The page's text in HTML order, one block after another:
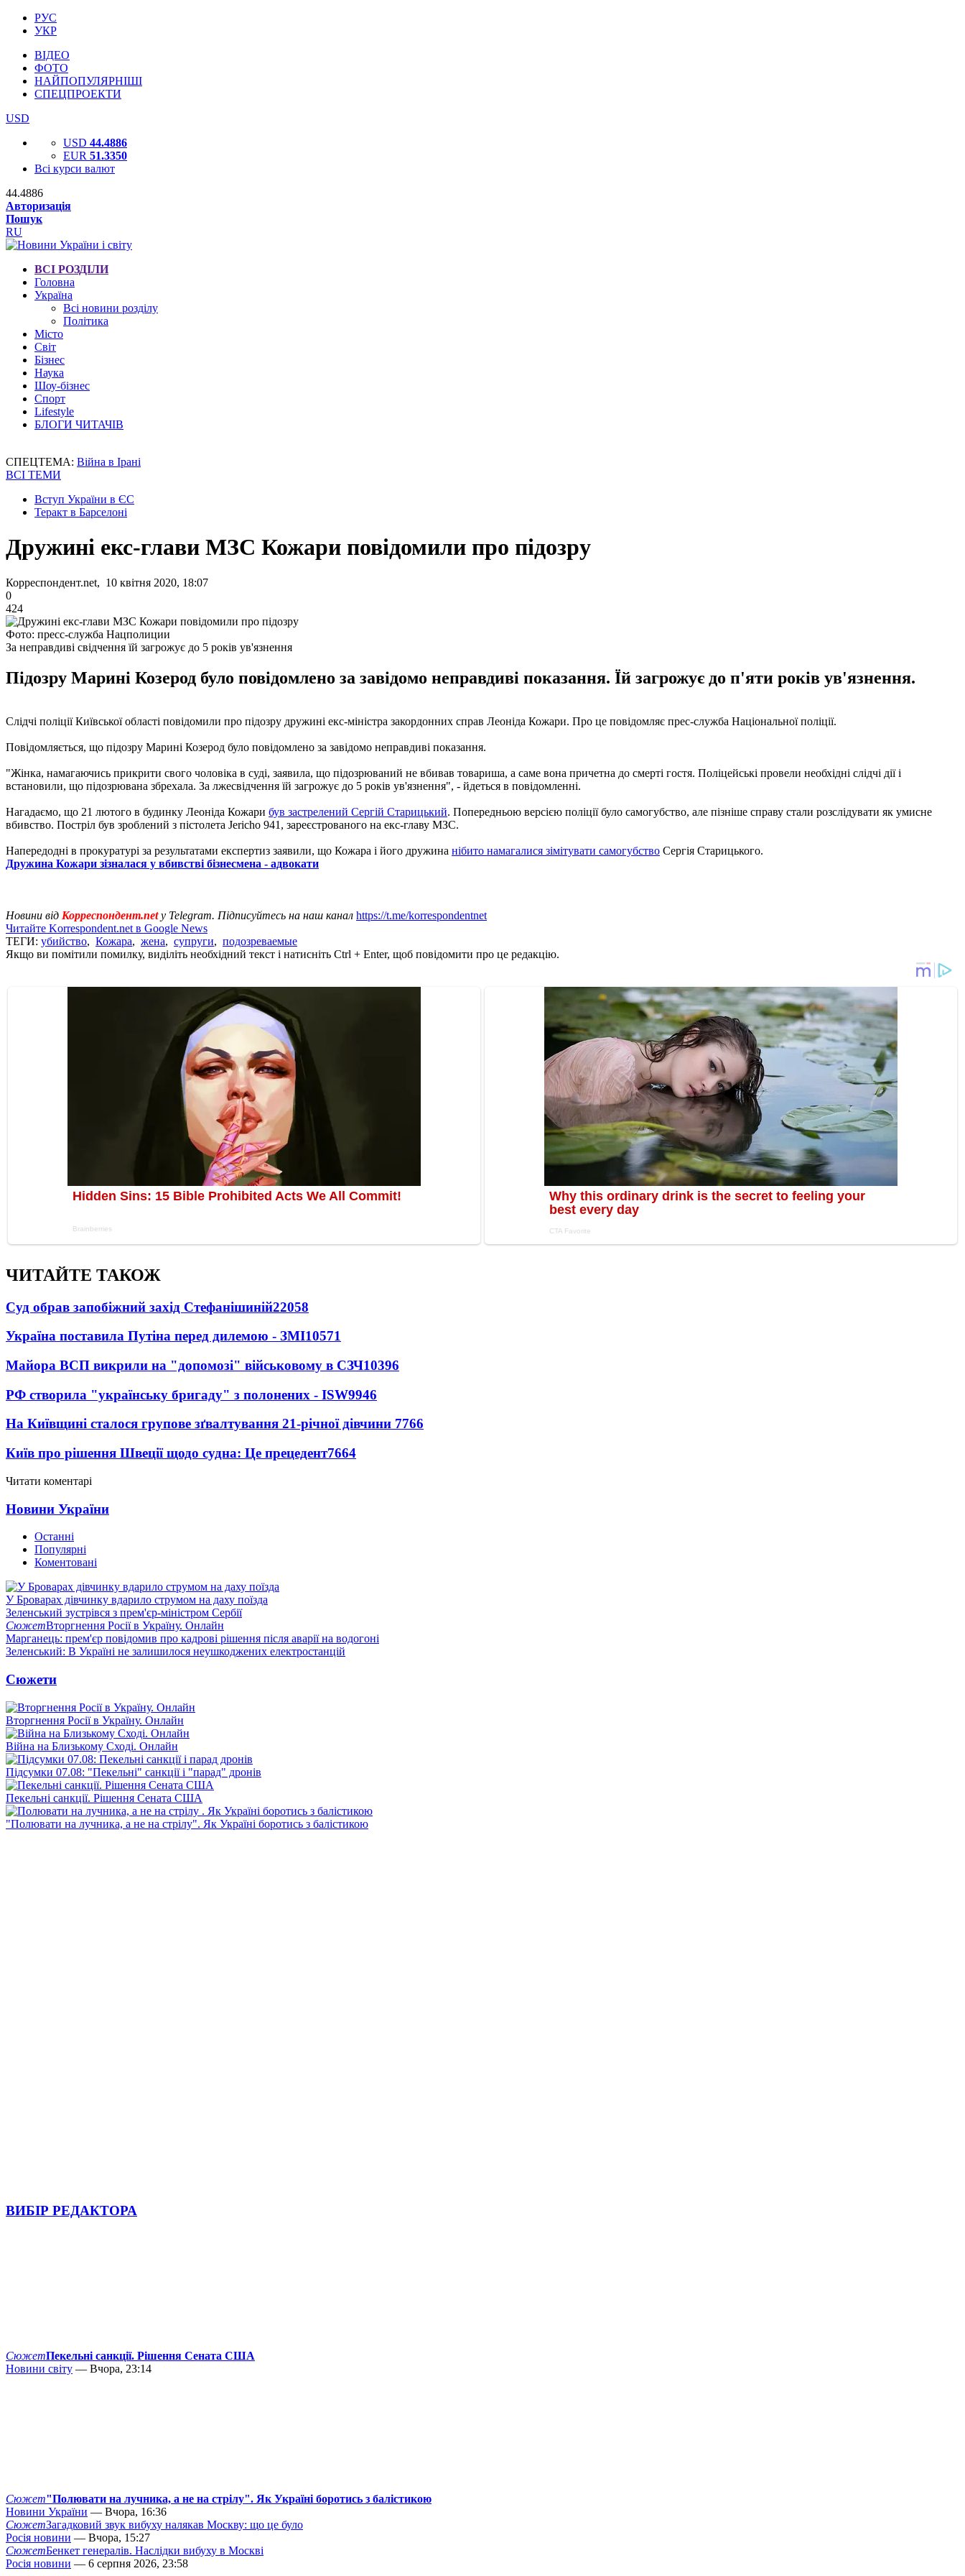
РУС
УКР
ВІДЕО
ФОТО
НАЙПОПУЛЯРНІШІ
СПЕЦПРОЕКТИ
USD
USD 44.4886
EUR 51.3350
Всі курси валют
44.4886
Авторизація
Пошук
RU
ВСІ РОЗДІЛИ
Головна
Україна
Всі новини розділу
Політика
Місто
Світ
Бізнес
Наука
Шоу-бізнес
Спорт
Lifestyle
БЛОГИ ЧИТАЧІВ
СПЕЦТЕМА: Війна в Ірані
ВСІ ТЕМИ
Вступ України в ЄС
Теракт в Барселоні
Дружині екс-глави МЗС Кожари повідомили про підозру
Корреспондент.net, 10 квітня 2020, 18:07
0
424
Фото: пресс-служба Нацполиции
За неправдиві свідчення їй загрожує до 5 років ув'язнення
Підозру Марині Козерод було повідомлено за завідомо неправдиві показання. Їй загрожує до п'яти років ув'язнення.
Слідчі поліції Київської області повідомили про підозру дружині екс-міністра закордонних справ Леоніда Кожари. Про це повідомляє прес-служба Національної поліції.
Повідомляється, що підозру Марині Козерод було повідомлено за завідомо неправдиві показання.
"Жінка, намагаючись прикрити свого чоловіка в суді, заявила, що підозрюваний не вбивав товариша, а саме вона причетна до смерті гостя. Поліцейські провели необхідні слідчі дії і
встановили, що підозрювана збрехала. За лжесвідчення їй загрожує до 5 років ув'язнення", - йдеться в повідомленні.
Нагадаємо, що 21 лютого в будинку Леоніда Кожари був застрелений Сергій Старицький. Попередньою версією поліції було самогубство, але пізніше справу стали розслідувати як умисне
вбивство. Постріл був зроблений з пістолета Jericho 941, зареєстрованого на екс-главу МЗС.
Напередодні в прокуратурі за результатами експертиз заявили, що Кожара і його дружина нібито намагалися зімітувати самогубство Сергія Старицького.
Дружина Кожари зізналася у вбивстві бізнесмена - адвокати
Новини від Корреспондент.net у Telegram. Підписуйтесь на наш канал https://t.me/korrespondentnet
Читайте Korrespondent.net в Google News
ТЕГИ: убийство, Кожара, жена, супруги, подозреваемые
Якщо ви помітили помилку, виділіть необхідний текст і натисніть Ctrl + Enter, щоб повідомити про це редакцію.
ЧИТАЙТЕ ТАКОЖ
Суд обрав запобіжний захід Стефанішиній22058
Україна поставила Путіна перед дилемою - ЗМІ10571
Майора ВСП викрили на "допомозі" військовому в СЗЧ10396
РФ створила "українську бригаду" з полонених - ISW9946
На Київщині сталося групове зґвалтування 21-річної дівчини 7766
Київ про рішення Швеції щодо судна: Це прецедент7664
Читати коментарі
Новини України
Останні
Популярні
Коментовані
У Броварах дівчинку вдарило струмом на даху поїзда
Зеленський зустрівся з прем'єр-міністром Сербії
СюжетВторгнення Росії в Україну. Онлайн
Марганець: прем'єр повідомив про кадрові рішення після аварії на водогоні
Зеленський: В Україні не залишилося неушкоджених електростанцій
Сюжети
Вторгнення Росії в Україну. Онлайн
Війна на Близькому Сході. Онлайн
Підсумки 07.08: "Пекельні" санкції і "парад" дронів
Пекельні санкції. Рішення Сената США
"Полювати на лучника, а не на стрілу". Як Україні боротись з балістикою
ВИБІР РЕДАКТОРА
СюжетПекельні санкції. Рішення Сената США
Новини світу — Вчора, 23:14
Сюжет"Полювати на лучника, а не на стрілу". Як Україні боротись з балістикою
Новини України — Вчора, 16:36
СюжетЗагадковий звук вибуху налякав Москву: що це було
Росія новини — Вчора, 15:27
СюжетБенкет генералів. Наслідки вибуху в Москві
Росія новини — 6 серпня 2026, 23:58